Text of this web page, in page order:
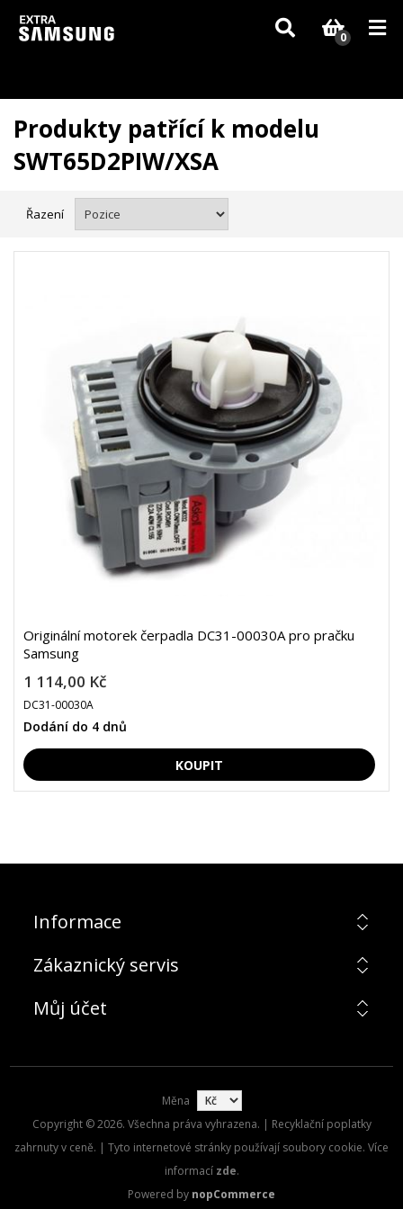
Vzhledem k aktuální situaci se může dodání dílů, které nejsou skladem,
zpozdit. Děkujeme za pochopení.
0
Produkty patřící k modelu
SWT65D2PIW/XSA
Řazení
Originální motorek čerpadla DC31-00030A pro pračku
Samsung
1 114,00 Kč
DC31-00030A
Dodání do 4 dnů
Informace
Zákaznický servis
Můj účet
Měna
Copyright © 2026. Všechna práva vyhrazena. | Recyklační poplatky
zahrnuty v ceně. | Tyto internetové stránky používají soubory cookie. Více
informací zde.
Powered by nopCommerce